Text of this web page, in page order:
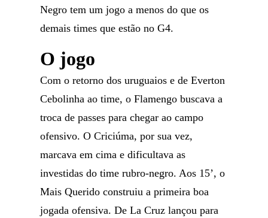
Negro tem um jogo a menos do que os
demais times que estão no G4.
O jogo
Com o retorno dos uruguaios e de Everton
Cebolinha ao time, o Flamengo buscava a
troca de passes para chegar ao campo
ofensivo. O Criciúma, por sua vez,
marcava em cima e dificultava as
investidas do time rubro-negro. Aos 15’, o
Mais Querido construiu a primeira boa
jogada ofensiva. De La Cruz lançou para